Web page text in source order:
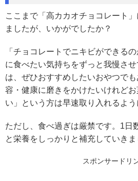
ここまで「高カカオチョコレート
ましたが、いかがでしたか？
「チョコレートでニキビができる
に食べたい気持ちをずっと我慢さ
は、ぜひおすすめしたいおやつで
容・健康に磨きをかけたいけれど
い」という方は早速取り入れるよう
ただし、食べ過ぎは厳禁です。1日
と栄養をしっかりと補充していきま
スポンサードリ